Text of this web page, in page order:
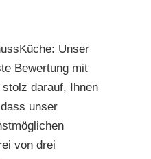
Unser
Bewertung mit
darauf, Ihnen
unser
von drei